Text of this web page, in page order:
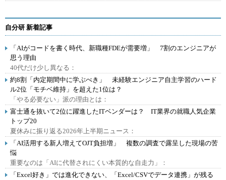
自分研 新着記事
「AIがコードを書く時代、新職種FDEが需要増」 7割のエンジニアが
思う理由
40代だけ少し異なる：
約8割「内定期間中に学ぶべき」 未経験エンジニア自主学習のハード
ル2位「モチベ維持」を超えた1位は？
「やる必要ない」派の理由とは：
富士通を抜いて2位に躍進したITベンダーは？ IT業界の就職人気企業
トップ20
夏休みに振り返る2026年上半期ニュース：
「AI活用する新人増えてOJT負担増」 複数の調査で露呈した現場の苦
悩
重要なのは「AIに代替されにくい本質的な自走力」：
「Excel好き」では進化できない、「Excel/CSVでデータ連携」が残る